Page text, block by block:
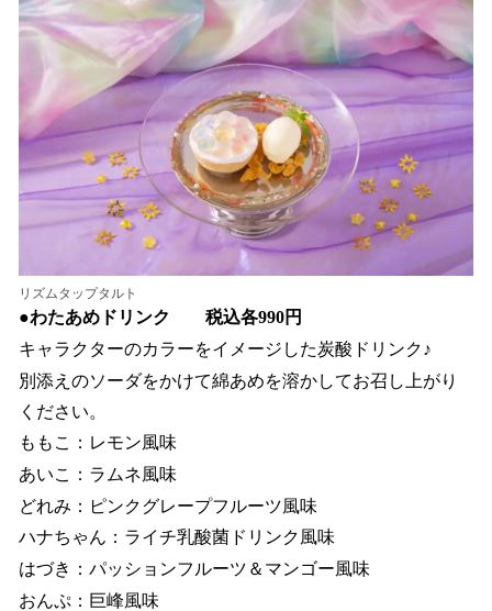
リズムタップタルト
●わたあめドリンク 税込各990円
キャラクターのカラーをイメージした炭酸ドリンク♪
別添えのソーダをかけて綿あめを溶かしてお召し上がり
ください。
ももこ：レモン風味
あいこ：ラムネ風味
どれみ：ピンクグレープフルーツ風味
ハナちゃん：ライチ乳酸菌ドリンク風味
はづき：パッションフルーツ＆マンゴー風味
おんぷ：巨峰風味